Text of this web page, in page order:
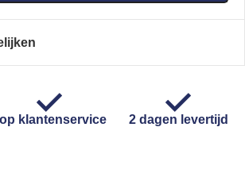
klantenservice 2 dagen levertijd